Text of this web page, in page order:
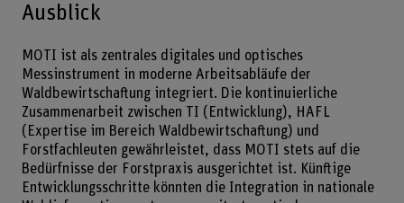
Ausblick
MOTI ist als zentrales digitales und optisches
Messinstrument in moderne Arbeitsabläufe der
Waldbewirtschaftung integriert. Die kontinuierliche
Zusammenarbeit zwischen TI (Entwicklung), HAFL
(Expertise im Bereich Waldbewirtschaftung) und
Forstfachleuten gewährleistet, dass MOTI stets auf die
Bedürfnisse der Forstpraxis ausgerichtet ist. Künftige
Entwicklungsschritte könnten die Integration in nationale